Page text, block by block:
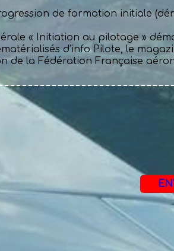
de formation initiale
« Initiation au pilotage »
d’info Pilote, le
de la Fédération Française